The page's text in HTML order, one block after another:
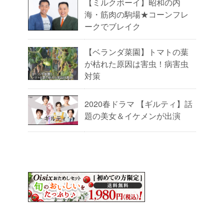
海・筋肉の駒場★コーンフレ
ークでブレイク
【ベランダ菜園】トマトの葉
が枯れた原因は害虫！病害虫
対策
2020春ドラマ 【ギルティ】話
題の美女＆イケメンが出演